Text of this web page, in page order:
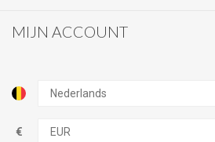
MIJN ACCOUNT
€